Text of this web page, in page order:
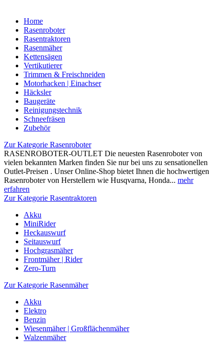
Home
Rasenroboter
Rasentraktoren
Rasenmäher
Kettensägen
Vertikutierer
Trimmen & Freischneiden
Motorhacken | Einachser
Häcksler
Baugeräte
Reinigungstechnik
Schneefräsen
Zubehör
Zur Kategorie Rasenroboter
RASENROBOTER-OUTLET Die neuesten Rasenroboter von
vielen bekannten Marken finden Sie nur bei uns zu sensationellen
Outlet-Preisen . Unser Online-Shop bietet Ihnen die hochwertigen
Rasenroboter von Herstellern wie Husqvarna, Honda... mehr
erfahren
Zur Kategorie Rasentraktoren
Akku
MiniRider
Heckauswurf
Seitauswurf
Hochgrasmäher
Frontmäher | Rider
Zero-Turn
Zur Kategorie Rasenmäher
Akku
Elektro
Benzin
Wiesenmäher | Großflächenmäher
Walzenmäher